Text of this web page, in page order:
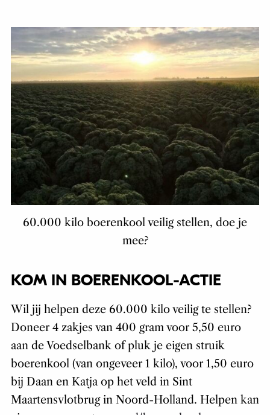
60.000 kilo boerenkool veilig stellen, doe je
mee?
KOM IN BOERENKOOL-ACTIE
Wil jij helpen deze 60.000 kilo veilig te stellen?
Doneer 4 zakjes van 400 gram voor 5,50 euro
aan de Voedselbank of pluk je eigen struik
boerenkool (van ongeveer 1 kilo), voor 1,50 euro
bij Daan en Katja op het veld in Sint
Maartensvlotbrug in Noord-Holland. Helpen kan